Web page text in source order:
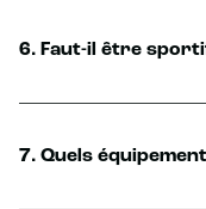
6. Faut-il être
7. Quels